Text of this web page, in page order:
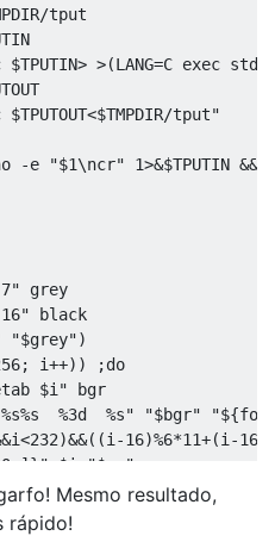
/tput
$TPUTIN> >(LANG=C exec
tput"
-e "$1\ncr" 1>&$TPUTIN &&
grey
black
"$grey")
; i++)) ;do
$i" bgr
%3d  %s" "$bgr"
16)%6*11+(i-
]}"
$i
"$op"
i>231) && (( i+1)%8==0
"\n"
''
Mesmo resultado,
rápido!